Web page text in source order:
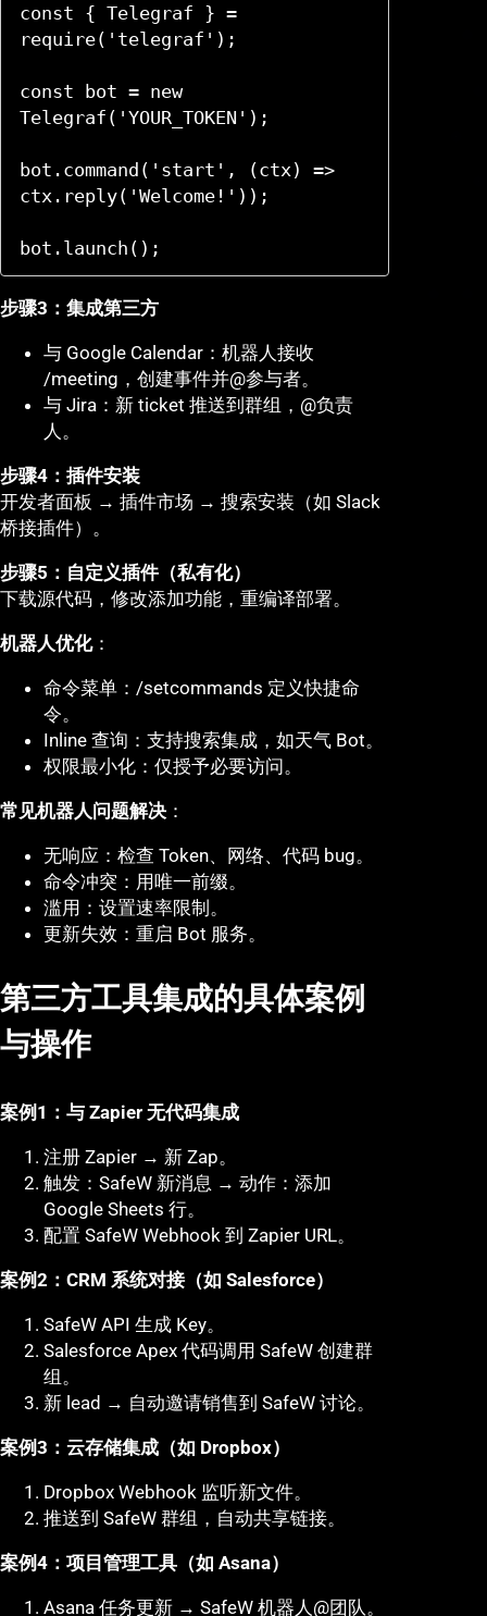
const { Telegraf } =
require('telegraf');
const bot = new
Telegraf('YOUR_TOKEN');
bot.command('start', (ctx) =>
ctx.reply('Welcome!'));
bot.launch();
步骤3：集成第三方
与 Google Calendar：机器人接收
/meeting，创建事件并@参与者。
与 Jira：新 ticket 推送到群组，@负责
人。
步骤4：插件安装
开发者面板 → 插件市场 → 搜索安装（如 Slack
桥接插件）。
步骤5：自定义插件（私有化）
下载源代码，修改添加功能，重编译部署。
机器人优化：
命令菜单：/setcommands 定义快捷命
令。
Inline 查询：支持搜索集成，如天气 Bot。
权限最小化：仅授予必要访问。
常见机器人问题解决 ：
无响应：检查 Token、网络、代码 bug。
命令冲突：用唯一前缀。
滥用：设置速率限制。
更新失效：重启 Bot 服务。
第三方工具集成的具体案例
与操作
案例1：与 Zapier 无代码集成
注册 Zapier → 新 Zap。
触发：SafeW 新消息 → 动作：添加
Google Sheets 行。
配置 SafeW Webhook 到 Zapier URL。
案例2：CRM 系统对接（如 Salesforce）
SafeW API 生成 Key。
Salesforce Apex 代码调用 SafeW 创建群
组。
新 lead → 自动邀请销售到 SafeW 讨论。
案例3：云存储集成（如 Dropbox）
Dropbox Webhook 监听新文件。
推送到 SafeW 群组，自动共享链接。
案例4：项目管理工具（如 Asana）
Asana 任务更新 → SafeW 机器人@团队。